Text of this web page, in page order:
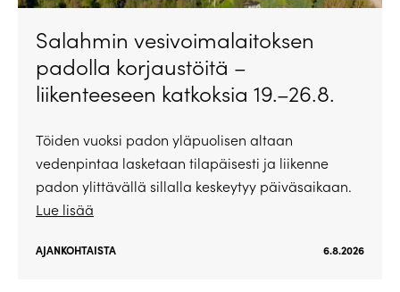
Salahmin vesivoimalaitoksen
padolla korjaustöitä –
liikenteeseen katkoksia 19.–26.8.
Töiden vuoksi padon yläpuolisen altaan
vedenpintaa lasketaan tilapäisesti ja liikenne
padon ylittävällä sillalla keskeytyy päiväsaikaan.
Lue lisää
AJANKOHTAISTA 6.8.2026